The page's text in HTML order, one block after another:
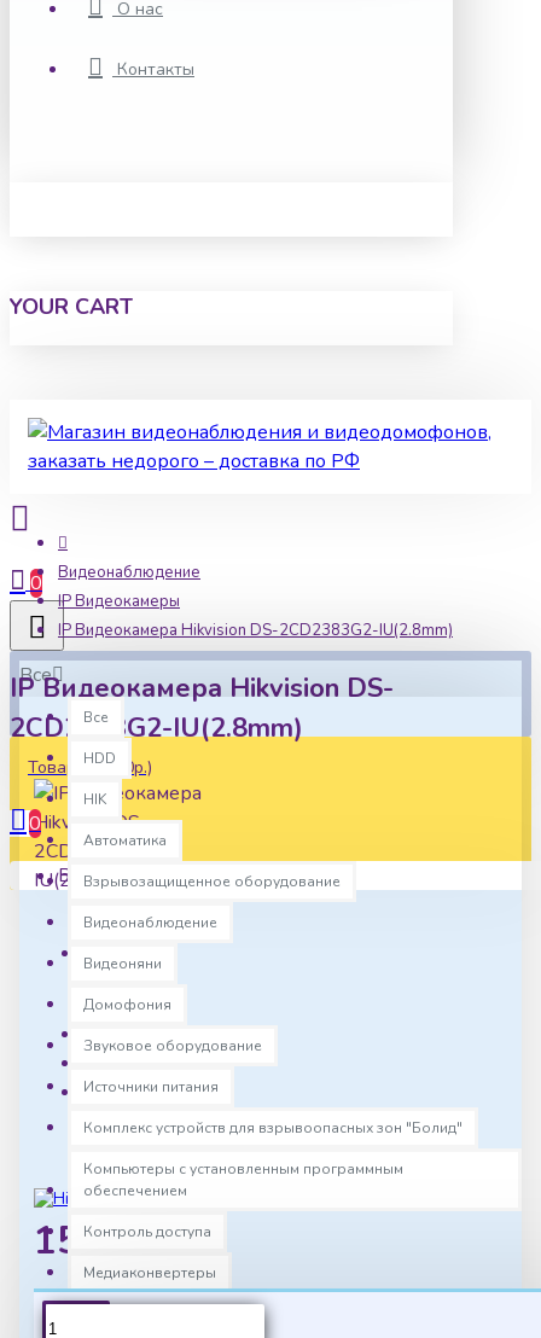
О нас
Контакты
YOUR CART
0
Все
Все
HDD
HIK
Автоматика
Взрывозащищенное оборудование
Видеонаблюдение
Видеоняни
Домофония
Звуковое оборудование
Источники питания
Комплекс устройств для взрывоопасных зон "Болид"
Компьютеры с установленным программным
обеспечением
Контроль доступа
Медиаконвертеры
Товаров: 0 (0р.)
0
Ваша корзина пуста!
Видеонаблюдение
IP Видеокамеры
IP Видеокамера Hikvision DS-2CD2383G2-IU(2.8mm)
IP Видеокамера Hikvision DS-
2CD2383G2-IU(2.8mm)
15060р.
Наличие:
В наличии
hk0087
Размеры:
127.00мм x 127.00мм